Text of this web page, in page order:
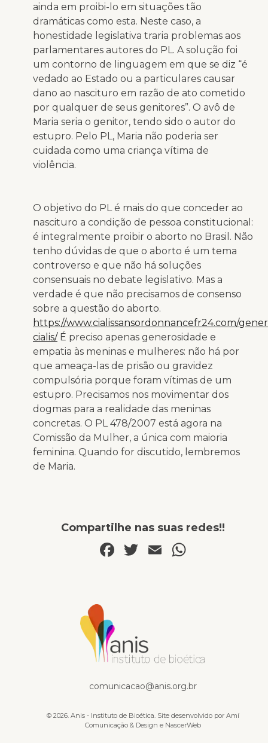
ainda em proibi-lo em situações tão
dramáticas como esta. Neste caso, a
honestidade legislativa traria problemas aos
parlamentares autores do PL. A solução foi
um contorno de linguagem em que se diz “é
vedado ao Estado ou a particulares causar
dano ao nascituro em razão de ato cometido
por qualquer de seus genitores”. O avô de
Maria seria o genitor, tendo sido o autor do
estupro. Pelo PL, Maria não poderia ser
cuidada como uma criança vítima de
violência.
O objetivo do PL é mais do que conceder ao
nascituro a condição de pessoa constitucional:
é integralmente proibir o aborto no Brasil. Não
tenho dúvidas de que o aborto é um tema
controverso e que não há soluções
consensuais no debate legislativo. Mas a
verdade é que não precisamos de consenso
sobre a questão do aborto.
https://www.cialissansordonnancefr24.com/
cialis/É preciso apenas generosidade e
empatia às meninas e mulheres: não há por
que ameaça-las de prisão ou gravidez
compulsória porque foram vítimas de um
estupro. Precisamos nos movimentar dos
dogmas para a realidade das meninas
concretas. O PL 478/2007 está agora na
Comissão da Mulher, a única com maioria
feminina. Quando for discutido, lembremos
de Maria.
Compartilhe nas suas redes!!
Facebook
Twitter
Email
comunicacao@anis.org.br
© 2026. Anis - Instituto de Bioética. Site desenvolvido por Amí
Comunicação & Design e NascerWeb